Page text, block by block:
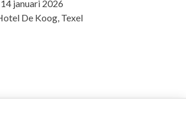
januari 2026
De Koog, Texel